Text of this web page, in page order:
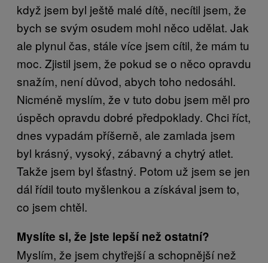
když jsem byl ještě malé dítě, necítil jsem, že
bych se svým osudem mohl něco udělat. Jak
ale plynul čas, stále více jsem cítil, že mám tu
moc. Zjistil jsem, že pokud se o něco opravdu
snažím, není důvod, abych toho nedosáhl.
Nicméně myslím, že v tuto dobu jsem měl pro
úspěch opravdu dobré předpoklady. Chci říct,
dnes vypadám příšerně, ale zamlada jsem
byl krásný, vysoký, zábavný a chytrý atlet.
Takže jsem byl šťastný. Potom už jsem se jen
dál řídil touto myšlenkou a získával jsem to,
co jsem chtěl.
Myslíte si, že jste lepší než ostatní?
Myslím, že jsem chytřejší a schopnější než